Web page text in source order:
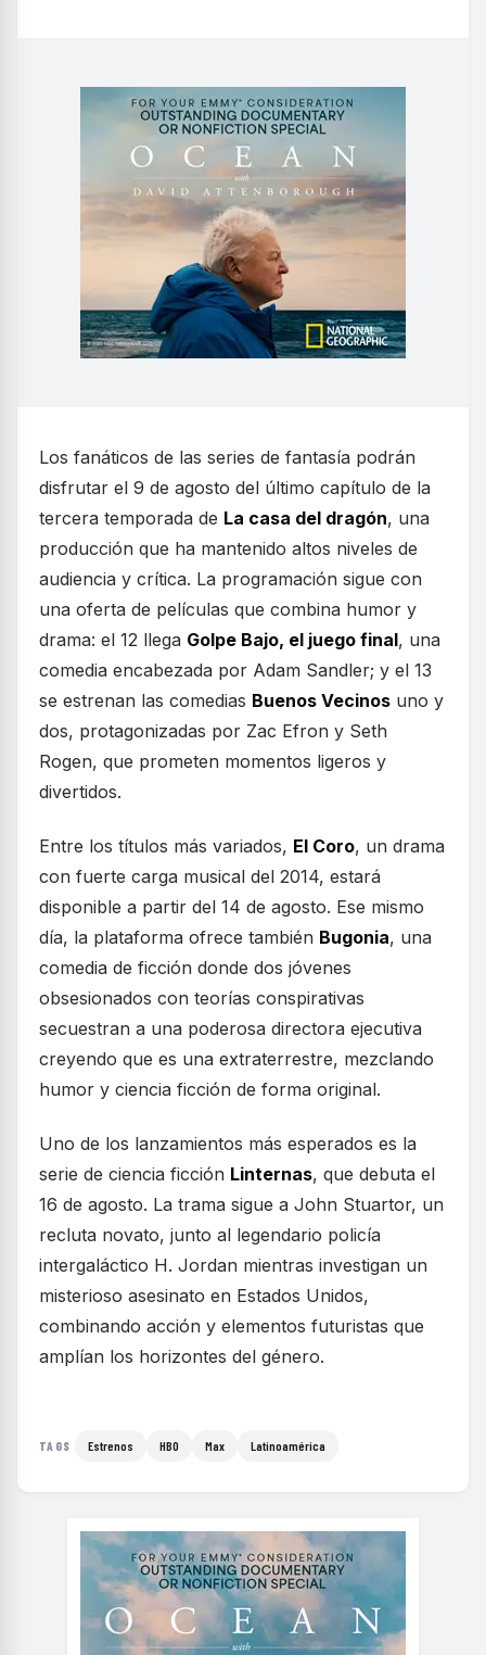
Los fanáticos de las series de fantasía podrán
disfrutar el 9 de agosto del último capítulo de la
tercera temporada de La casa del dragón, una
producción que ha mantenido altos niveles de
audiencia y crítica. La programación sigue con
una oferta de películas que combina humor y
drama: el 12 llega Golpe Bajo, el juego final, una
comedia encabezada por Adam Sandler; y el 13
se estrenan las comedias Buenos Vecinos uno y
dos, protagonizadas por Zac Efron y Seth
Rogen, que prometen momentos ligeros y
divertidos.
Entre los títulos más variados, El Coro, un drama
con fuerte carga musical del 2014, estará
disponible a partir del 14 de agosto. Ese mismo
día, la plataforma ofrece también Bugonia, una
comedia de ficción donde dos jóvenes
obsesionados con teorías conspirativas
secuestran a una poderosa directora ejecutiva
creyendo que es una extraterrestre, mezclando
humor y ciencia ficción de forma original.
Uno de los lanzamientos más esperados es la
serie de ciencia ficción Linternas, que debuta el
16 de agosto. La trama sigue a John Stuartor, un
recluta novato, junto al legendario policía
intergaláctico H. Jordan mientras investigan un
misterioso asesinato en Estados Unidos,
combinando acción y elementos futuristas que
amplían los horizontes del género.
TAGS Estrenos HBO Max Latinoamérica